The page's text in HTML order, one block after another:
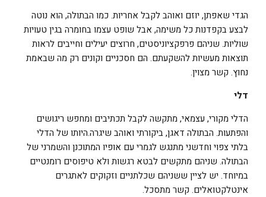
הגדי שאפתן, יוזם ואוהב לקבל אחריות. כמו הבתולה, הוא נוטה
לבצע בקפדנות כל משימה, אבל שופט עצמו בחומרה בגין טעויות
שוליות. שניהם פרפקציוניסטים, חרוצים יעילים וחייבים לראות
תוצאות מעשיות להשקעתם. הם חסכניים וקונים רק מה שבאמת
נחוץ. קשר מצוין.
דלי
הדלי מקורי, עצמאי, מתקשה לקבל תכתיבים ומחפש ריגושים
והפתעות. הבתולה דאגן, ביקורתי ואוהב שיגרה.היותו של הדלי
בלתי צפוי וחדשני מתנגש לגמרי עם אופיו המתוכנן והשמרני של
הבתולה. שניהם מתקשים לבטא רגשות ולא טיפוסים רומנטיים
במיוחד. יש לציין ששניהם שכלתניים וזקוקים לאתגרים
אינטלקטואלים. קשר מתסכל.